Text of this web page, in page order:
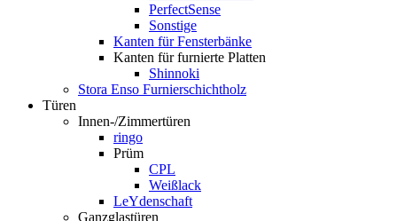
PerfectSense
Sonstige
Kanten für Fensterbänke
Kanten für furnierte Platten
Shinnoki
Stora Enso Furnierschichtholz
Türen
Innen-/Zimmertüren
ringo
Prüm
CPL
Weißlack
LeYdenschaft
Ganzglastüren